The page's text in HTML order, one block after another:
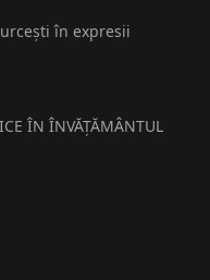
în expresii
ÎN ÎNVĂȚĂMÂNTUL